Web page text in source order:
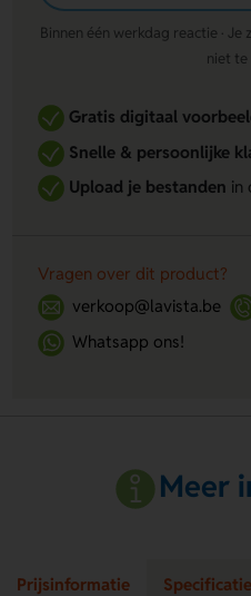
Binnen één werkdag reactie ·
niet te
Gratis digitaal
Snelle & persoonlijke
Upload je bestanden in
Vragen over dit product?
verkoop@lavista.be
Whatsapp ons!
Meer
Prijsinformatie